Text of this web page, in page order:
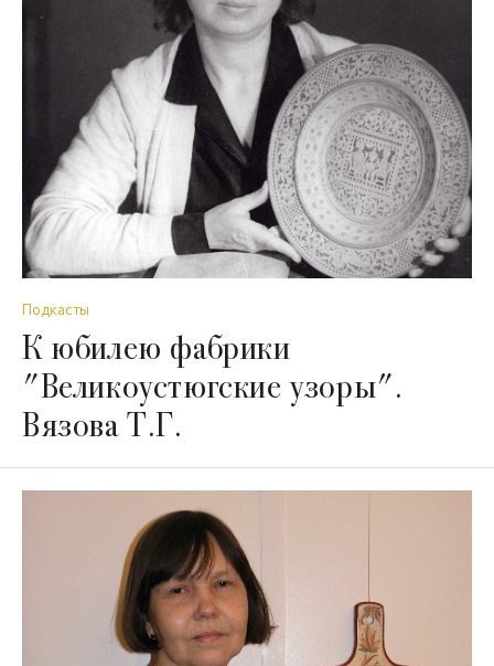
Подкасты
К юбилею фабрики
"Великоустюгские узоры".
Вязова Т.Г.